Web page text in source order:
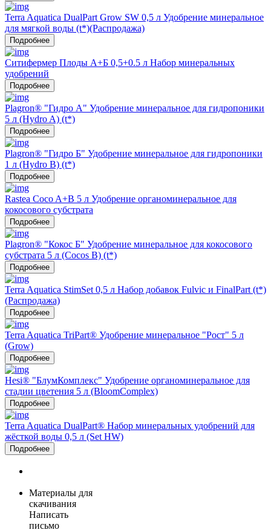
Terra Aquatica DualPart Grow SW 0,5 л Удобрение минеральное
для мягкой воды (t*)(Распродажа)
Подробнее
Ситифермер Плоды А+Б 0,5+0.5 л Набор минеральных
удобрений
Подробнее
Plagron® "Гидро А" Удобрение минеральное для гидропоники
5 л (Hydro A) (t*)
Подробнее
Plagron® "Гидро Б" Удобрение минеральное для гидропоники
1 л (Hydro B) (t*)
Подробнее
Rastea Coco A+B 5 л Удобрение органоминеральное для
кокосового субстрата
Подробнее
Plagron® "Кокос Б" Удобрение минеральное для кокосового
субстрата 5 л (Cocos B) (t*)
Подробнее
Terra Aquatica StimSet 0,5 л Набор добавок Fulvic и FinalPart (t*)
(Распродажа)
Подробнее
Terra Aquatica TriPart® Удобрение минеральное "Рост" 5 л
(Grow)
Подробнее
Hesi® "БлумКомплекс" Удобрение органоминеральное для
стадии цветения 5 л (BloomComplex)
Подробнее
Terra Aquatica DualPart® Набор минеральных удобрений для
жёсткой воды 0,5 л (Set HW)
Подробнее
Материалы для
скачивания
Написать
письмо